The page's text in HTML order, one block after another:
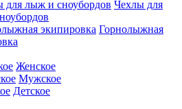
Чехлы для
Горнолыжная
Женское
Мужское
Детское